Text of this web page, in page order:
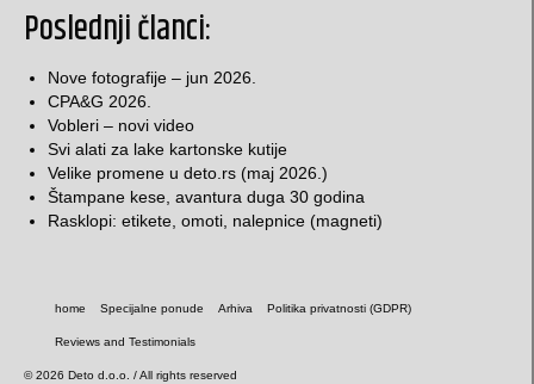
blokovi i sveske
omoti za CD / DVD
magnetni proizvodi
Pozivnice i čestitke
Reklamne lepeze
Poslednji članci:
Nove fotografije – jun 2026.
CPA&G 2026.
Vobleri – novi video
Svi alati za lake kartonske kutije
Velike promene u deto.rs (maj 2026.)
Štampane kese, avantura duga 30 godina
Rasklopi: etikete, omoti, nalepnice (magneti)
home Specijalne ponude Arhiva Politika privatnosti (GDPR)
Reviews and Testimonials
© 2026 Deto d.o.o. / All rights reserved